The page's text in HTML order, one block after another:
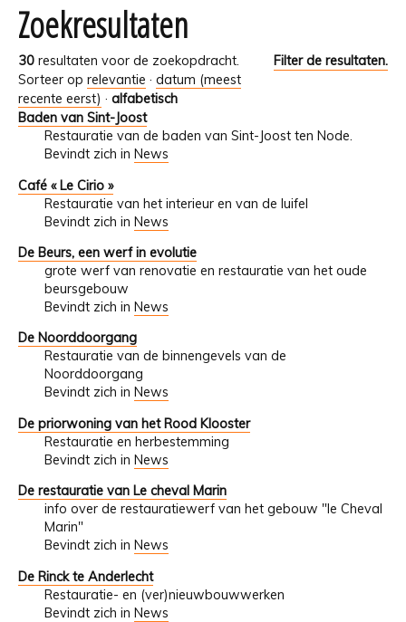
Zoekresultaten
30 resultaten voor de zoekopdracht.
Filter de resultaten.
Sorteer op relevantie · datum (meest
recente eerst) · alfabetisch
Baden van Sint-Joost
Restauratie van de baden van Sint-Joost ten Node.
Bevindt zich in News
Café « Le Cirio »
Restauratie van het interieur en van de luifel
Bevindt zich in News
De Beurs, een werf in evolutie
grote werf van renovatie en restauratie van het oude
beursgebouw
Bevindt zich in News
De Noorddoorgang
Restauratie van de binnengevels van de
Noorddoorgang
Bevindt zich in News
De priorwoning van het Rood Klooster
Restauratie en herbestemming
Bevindt zich in News
De restauratie van Le cheval Marin
info over de restauratiewerf van het gebouw "le Cheval
Marin"
Bevindt zich in News
De Rinck te Anderlecht
Restauratie- en (ver)nieuwbouwwerken
Bevindt zich in News